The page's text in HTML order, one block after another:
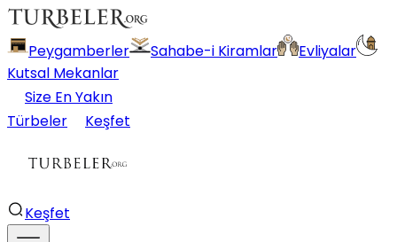
Peygamberler Sahabe-i Kiramlar
Evliyalar
Kutsal Mekanlar
Size En Yakın
Türbeler
Keşfet
Keşfet